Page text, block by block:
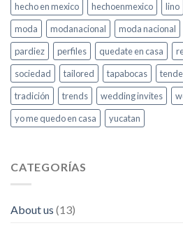
hecho en mexico
hechoenmexico lino
moda
modanacional moda nacional
pardiez
perfiles quedate en casa
sociedad
tailored tapabocas
tradición
trends wedding invites
yo me quedo en casa
yucatan
CATEGORÍAS
About us (13)